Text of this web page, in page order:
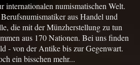
internationalen numismatischen Welt.
aus Handel und
die mit der Münzherstellung zu tun
aus 170 Nationen. Bei uns finden
- von der Antike bis zur Gegenwart.
ein bisschen mehr...